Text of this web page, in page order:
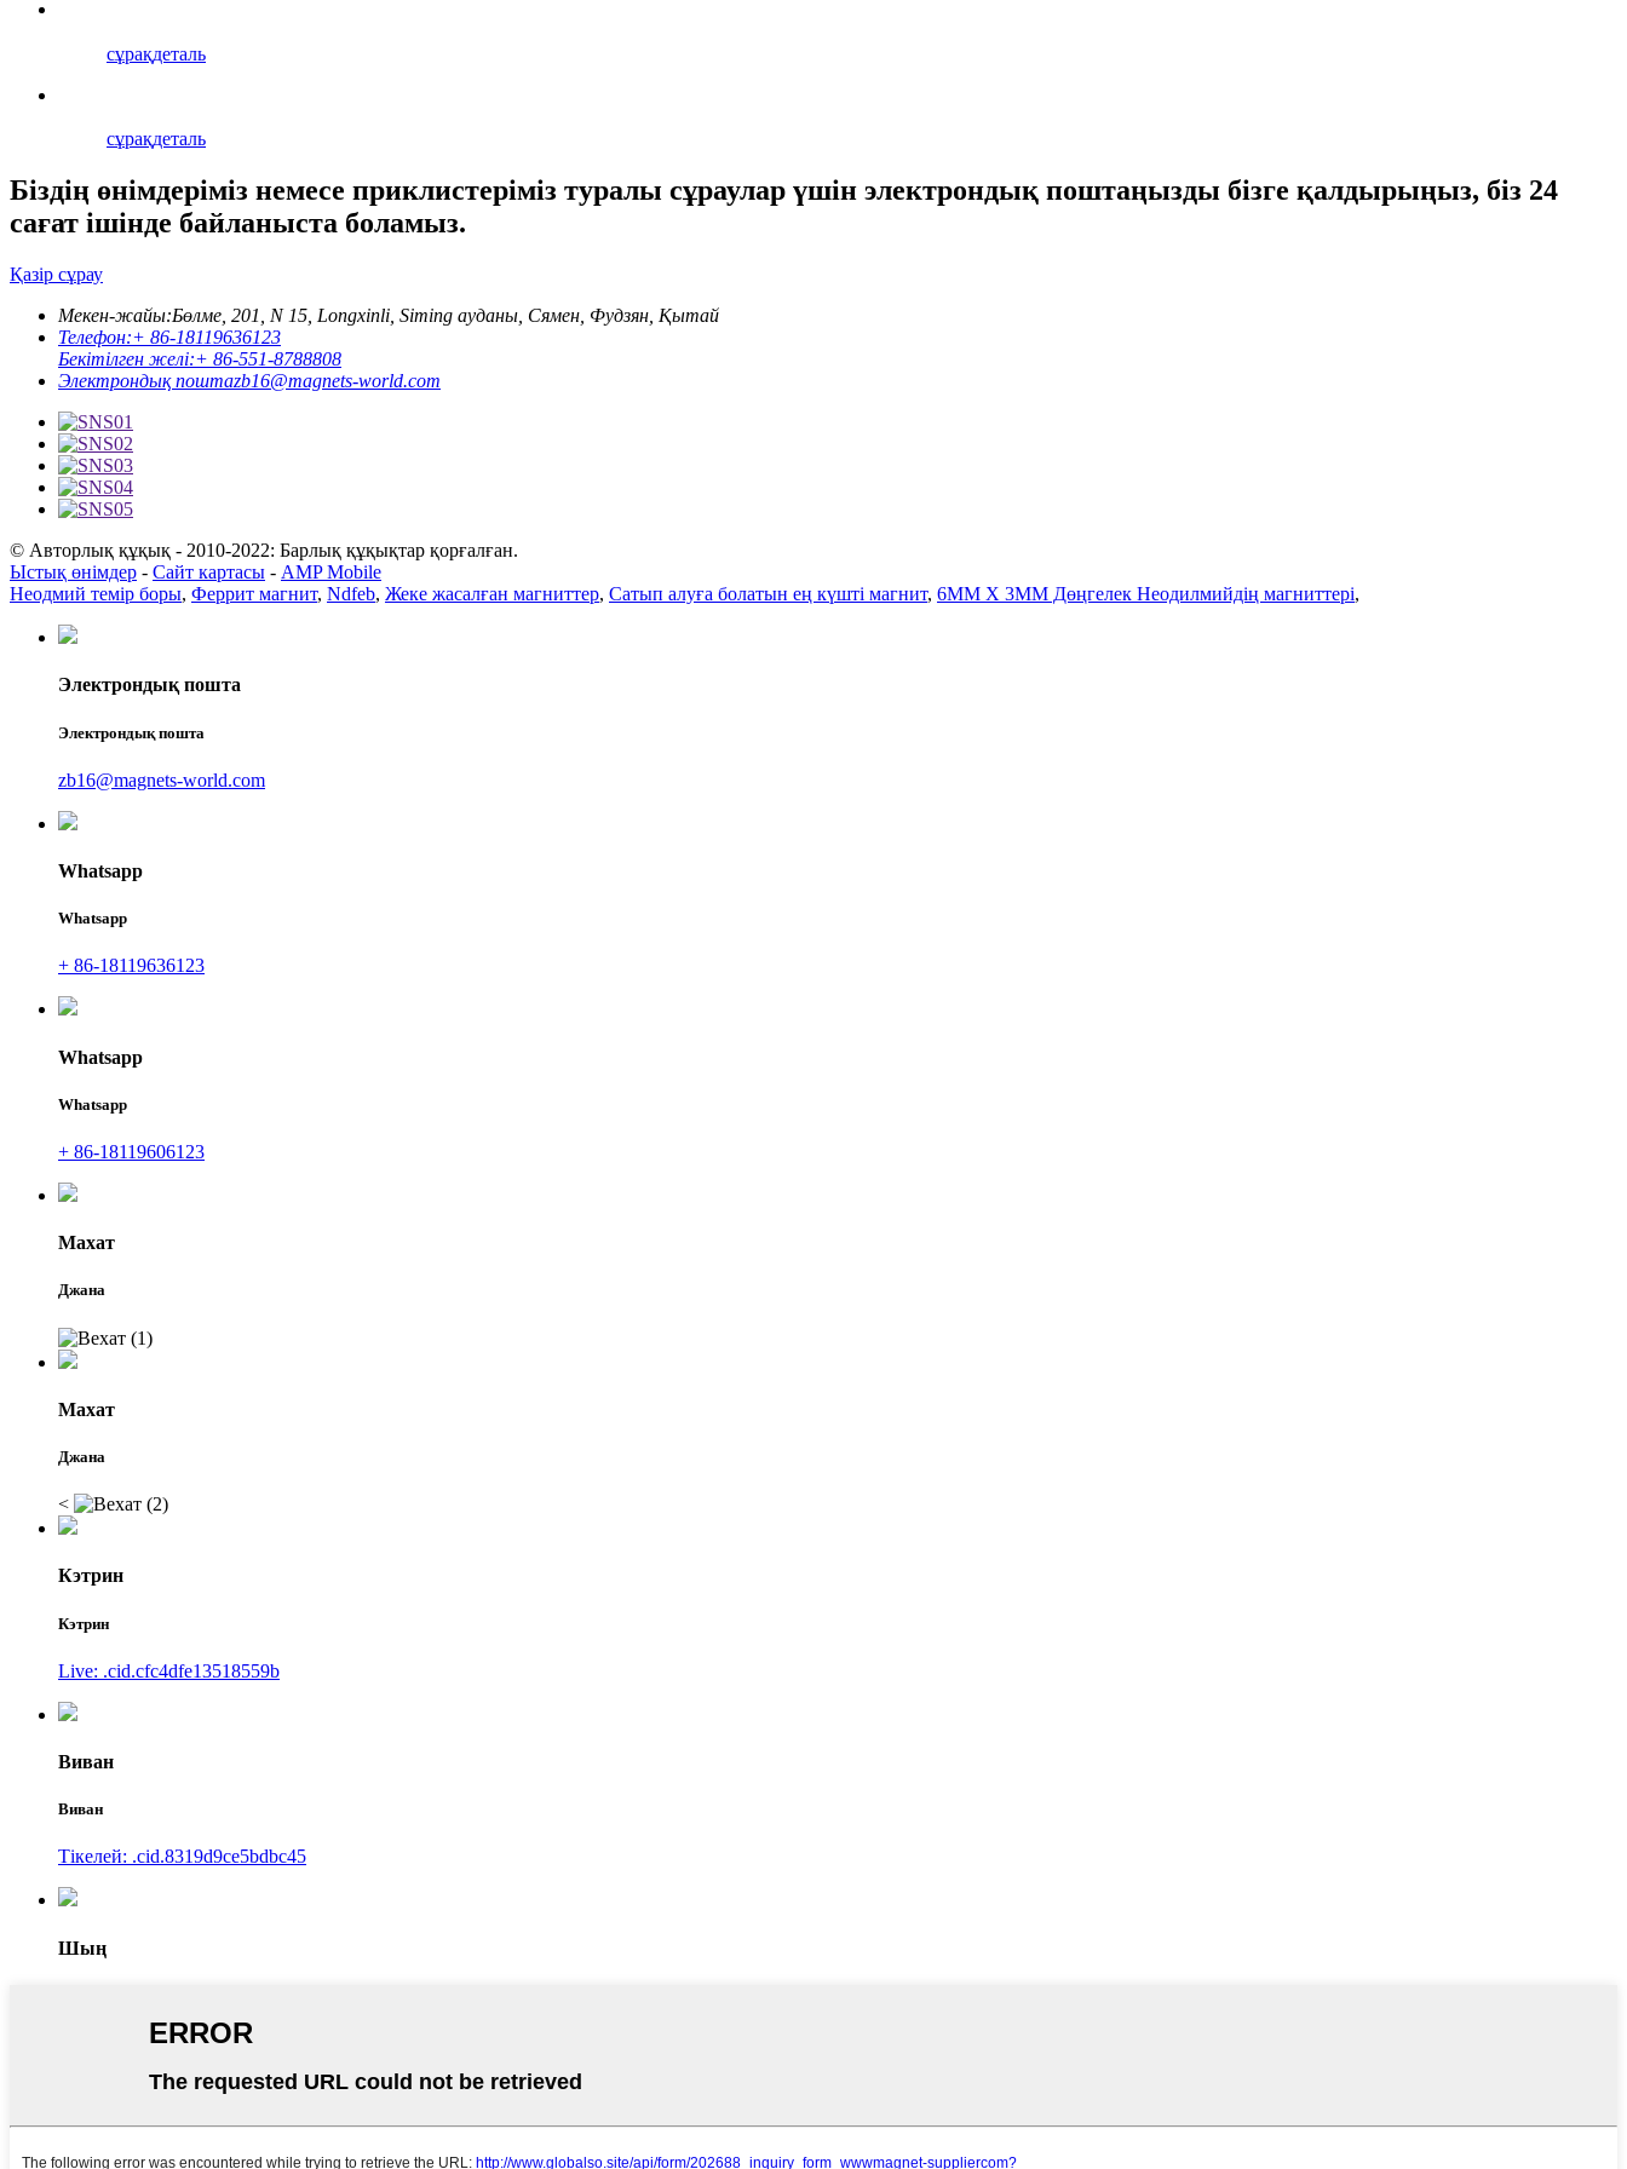
сұрақдеталь
сұрақдеталь
Біздің өнімдеріміз немесе приклистеріміз туралы сұраулар үшін электрондық поштаңызды бізге қалдырыңыз, біз 24
сағат ішінде байланыста боламыз.
Қазір сұрау
Мекен-жайы:Бөлме, 201, N 15, Longxinli, Siming ауданы, Сямен, Фудзян, Қытай
Телефон:+ 86-18119636123
Бекітілген желі:+ 86-551-8788808
Электрондық поштаzb16@magnets-world.com
© Авторлық құқық - 2010-2022: Барлық құқықтар қорғалған.
Ыстық өнімдер - Сайт картасы - AMP Mobile
Неодмий темір боры, Феррит магнит, Ndfeb, Жеке жасалған магниттер, Сатып алуға болатын ең күшті магнит, 6MM X 3MM Дөңгелек Неодилмийдің магниттері,
Электрондық пошта
Электрондық пошта
zb16@magnets-world.com
Whatsapp
Whatsapp
+ 86-18119636123
Whatsapp
Whatsapp
+ 86-18119606123
Махат
Джана
Махат
Джана
<
Кэтрин
Кэтрин
Live: .cid.cfc4dfe13518559b
Виван
Виван
Тікелей: .cid.8319d9ce5bdbc45
Шың